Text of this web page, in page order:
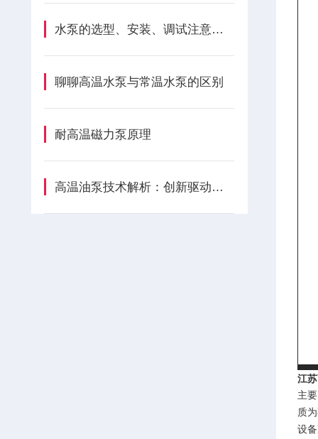
水泵的选型、安装、调试注意事项
聊聊高温水泵与常温水泵的区别
耐高温磁力泵原理
高温油泵技术解析：创新驱动下的精密流体控制方案
江
主
质
设